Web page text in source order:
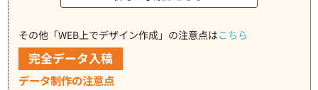
その他「WEB上でデザイン作成」の注意点はこちら
完全データ入稿
データ制作の注意点